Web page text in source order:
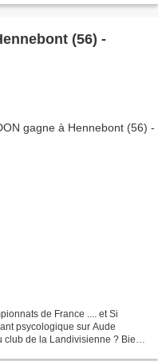
(56) -
de France .... et Si
psycologique sur Aude
club de la Landivisienne ? Bien